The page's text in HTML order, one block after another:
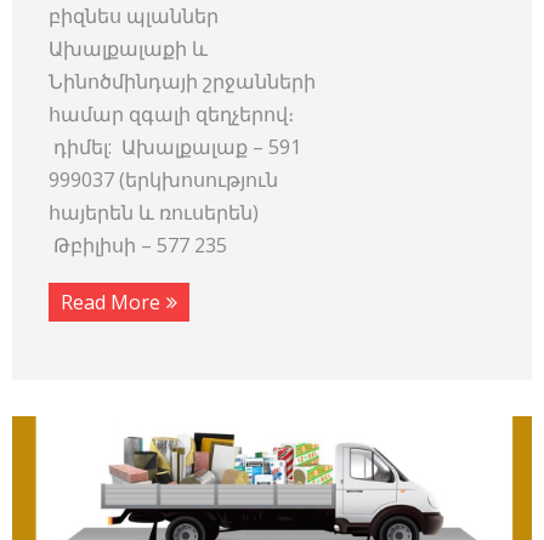
բիզնես պլաններ
Ախալքալաքի և
Նինոծմինդայի շրջանների
համար զգալի զեղչերով։
դիմել: Ախալքալաք – 591
999037 (երկխոսություն
հայերեն և ռուսերեն)
Թբիլիսի – 577 235
Read More